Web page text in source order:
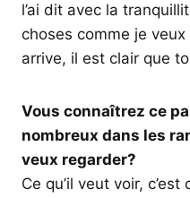
l’ai dit avec la
choses comme je
arrive, il est clair que
Vous connaîtrez ce
nombreux dans les
veux regarder?
Ce qu’il veut voir,